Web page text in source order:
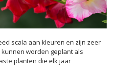
scala aan kleuren en zijn zeer
worden geplant als
planten die elk jaar